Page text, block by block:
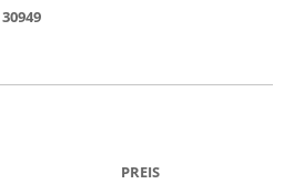
30949
PREIS